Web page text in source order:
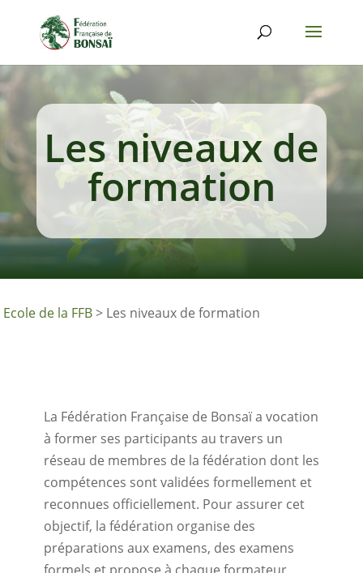
Les niveaux de
formation
Ecole de la FFB> Les niveaux de formation
La Fédération Française de Bonsaï a vocation
à former ses participants au travers un
réseau de membres de la fédération dont les
compétences sont validées formellement et
reconnues officiellement. Pour assurer cet
objectif, la fédération organise des
préparations aux examens, des examens